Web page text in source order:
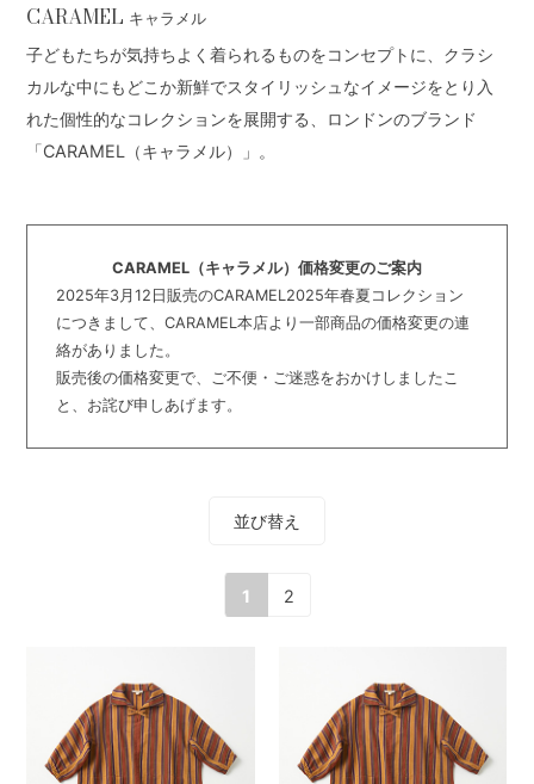
CARAMEL キャラメル
子どもたちが気持ちよく着られるものをコンセプトに、クラシ
カルな中にもどこか新鮮でスタイリッシュなイメージをとり入
れた個性的なコレクションを展開する、ロンドンのブランド
「CARAMEL（キャラメル）」。
CARAMEL（キャラメル）価格変更のご案内
2025年3月12日販売のCARAMEL2025年春夏コレクション
につきまして、CARAMEL本店より一部商品の価格変更の連
絡がありました。
販売後の価格変更で、ご不便・ご迷惑をおかけしましたこ
と、お詫び申しあげます。
並び替え
1 2